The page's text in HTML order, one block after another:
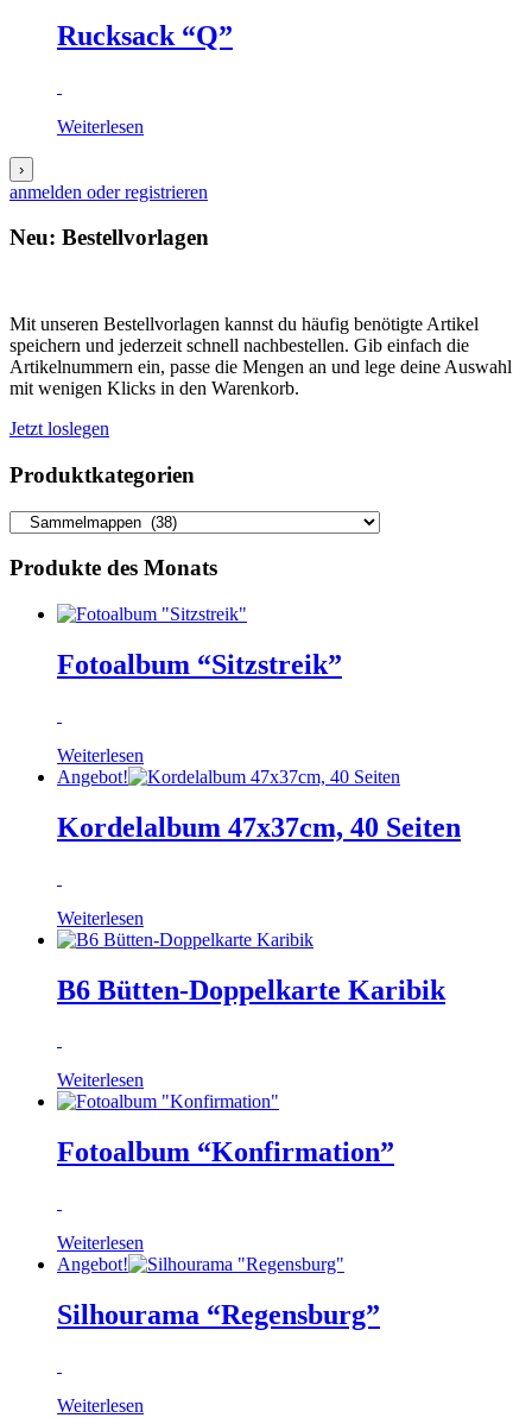
Rucksack “Q”
Weiterlesen
›
anmelden oder registrieren
Neu: Bestellvorlagen
Mit unseren Bestellvorlagen kannst du häufig benötigte Artikel
speichern und jederzeit schnell nachbestellen. Gib einfach die
Artikelnummern ein, passe die Mengen an und lege deine Auswahl
mit wenigen Klicks in den Warenkorb.
Jetzt loslegen
Produktkategorien
Produkte des Monats
Fotoalbum “Sitzstreik”
Weiterlesen
Angebot!
Kordelalbum 47x37cm, 40 Seiten
Weiterlesen
B6 Bütten-Doppelkarte Karibik
Weiterlesen
Fotoalbum “Konfirmation”
Weiterlesen
Angebot!
Silhourama “Regensburg”
Weiterlesen